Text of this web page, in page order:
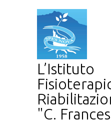
L’Istituto
"C.